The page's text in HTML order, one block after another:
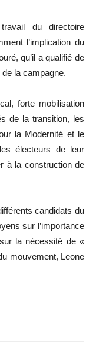
du directoire
l’implication du
qu’il a qualifié de
de la campagne.
forte mobilisation
de la transition, les
la Modernité et le
électeurs de leur
à la construction de
candidats du
sur l’importance
la nécessité de «
mouvement, Leone